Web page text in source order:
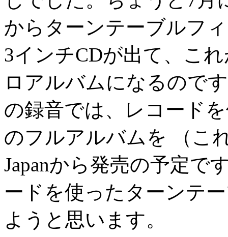
からターンテーブルフ
3インチCDが出て、こ
ロアルバムになるので
の録音では、レコード
のフルアルバムを （こ
Japanから発売の予定で
ードを使ったターンテ
ようと思います。